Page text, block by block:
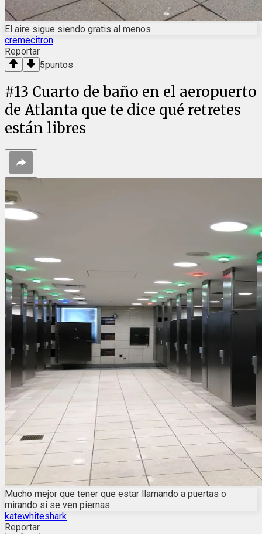
El aire sigue siendo gratis al menos
cremecitron
Reportar
5puntos
#13 Cuarto de baño en el aeropuerto
de Atlanta que te dice qué retretes
están libres
Mucho mejor que tener que estar llamando a puertas o
mirando si se ven piernas
katewhiteshark
Reportar